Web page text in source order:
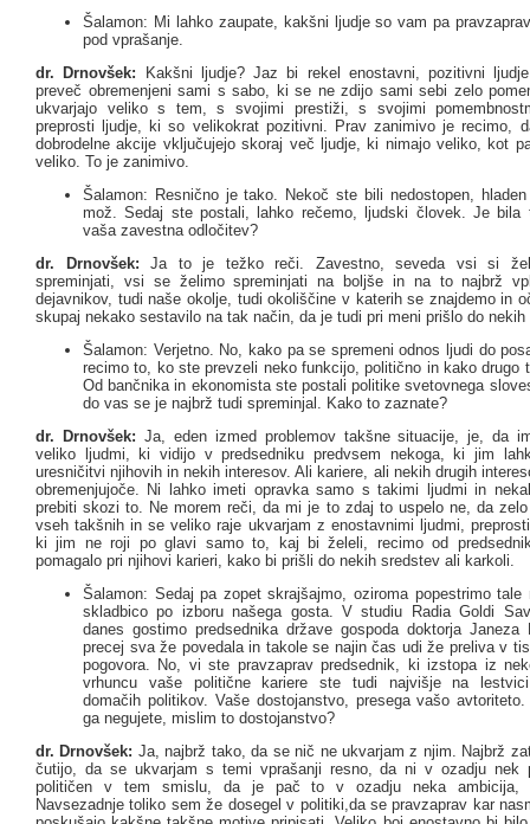
Šalamon: Mi lahko zaupate, kakšni ljudje so vam pa
pod vprašanje.
dr. Drnovšek:
Kakšni ljudje? Jaz bi rekel enostavni, pozitivni
preveč obremenjeni sami s sabo, ki se ne zdijo sami sebi zelo
ukvarjajo veliko s tem, s svojimi prestiži, s svojimi
preprosti ljudje, ki so velikokrat pozitivni. Prav zanimivo je recimo,
dobrodelne akcije vključujejo skoraj več ljudje, ki nimajo veliko, kot
veliko. To je zanimivo.
Šalamon: Resnično je tako. Nekoč ste bili nedostopen,
mož. Sedaj ste postali, lahko rečemo, ljudski človek. Je bila
vaša zavestna odločitev?
dr. Drnovšek: Ja to je težko reči. Zavestno, seveda vsi si
spreminjati, vsi se želimo spreminjati na boljše in na to najbrž
dejavnikov, tudi naše okolje, tudi okoliščine v katerih se znajdemo in
skupaj nekako sestavilo na tak način, da je tudi pri meni prišlo do nekih
Šalamon: Verjetno. No, kako pa se spremeni odnos ljudi do
recimo to, ko ste prevzeli neko funkcijo, politično in kako drugo
Od bančnika in ekonomista ste postali politike svetovnega
do vas se je najbrž tudi spreminjal. Kako to zaznate?
dr. Drnovšek: Ja, eden izmed problemov takšne situacije, je, da
veliko ljudmi, ki vidijo v predsedniku predvsem nekoga, ki jim
uresničitvi njihovih in nekih interesov. Ali kariere, ali nekih drugih
obremenjujoče. Ni lahko imeti opravka samo s takimi ljudmi in
prebiti skozi to. Ne morem reči, da mi je to zdaj to uspelo ne, da
vseh takšnih in se veliko raje ukvarjam z enostavnimi ljudmi,
ki jim ne roji po glavi samo to, kaj bi želeli, recimo od
pomagalo pri njihovi karieri, kako bi prišli do nekih sredstev ali karkoli.
Šalamon: Sedaj pa zopet skrajšajmo, oziroma popestrimo tale
skladbico po izboru našega gosta. V studiu Radia Goldi
danes gostimo predsednika države gospoda doktorja Janeza
precej sva že povedala in takole se najin čas udi že preliva v
pogovora. No, vi ste pravzaprav predsednik, ki izstopa iz
vrhuncu vaše politične kariere ste tudi najvišje na lestvici
domačih politikov. Vaše dostojanstvo, presega vašo
ga negujete, mislim to dostojanstvo?
dr. Drnovšek: Ja, najbrž tako, da se nič ne ukvarjam z njim. Najbrž
čutijo, da se ukvarjam s temi vprašanji resno, da ni v ozadju nek
političen v tem smislu, da je pač to v ozadju neka ambicija,
Navsezadnje toliko sem že dosegel v politiki,da se pravzaprav kar